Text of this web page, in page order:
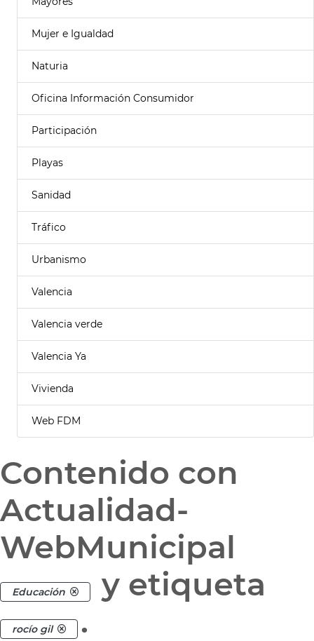
Mujer e Igualdad
Naturia
Oficina Información Consumidor
Participación
Playas
Sanidad
Tráfico
Urbanismo
Valencia
Valencia verde
Valencia Ya
Vivienda
Web FDM
Contenido con
Actualidad-
WebMunicipal
Educación y etiqueta
rocío gil .